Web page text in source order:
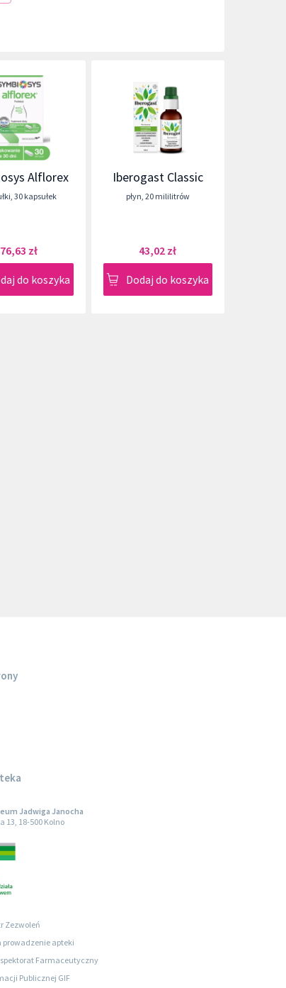
Alflorex
,30 kapsułek
76,63 zł
do koszyka
Iberogast Classic
płyn 20 mililitrów
43,02 zł
Dodaj do koszyka
Jadwiga Janocha
13, 18-500 Kolno
Zezwoleń
prowadzenie apteki
Farmaceutyczny
Publicznej GIF